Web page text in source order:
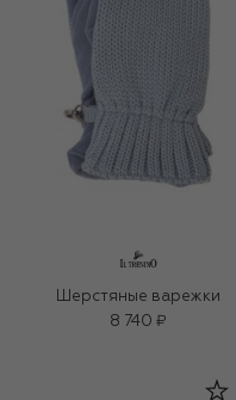
Шерстяные варежки
8 740 ₽